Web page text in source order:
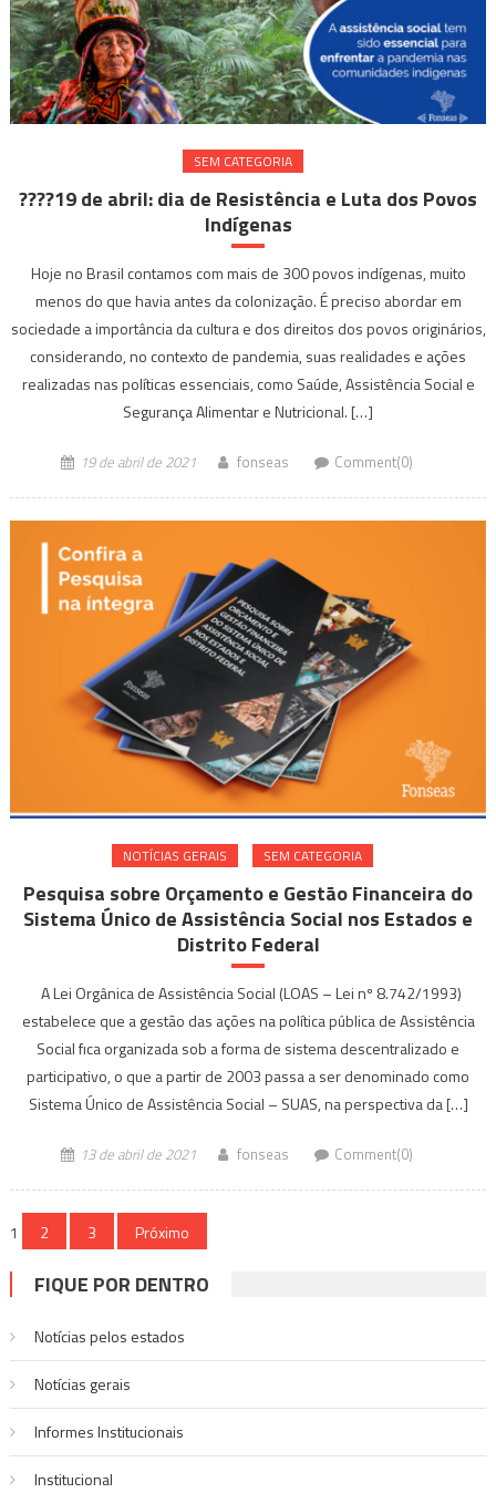
SEM CATEGORIA
????19 de abril: dia de Resistência e Luta dos Povos
Indígenas
Hoje no Brasil contamos com mais de 300 povos indígenas, muito
menos do que havia antes da colonização. É preciso abordar em
sociedade a importância da cultura e dos direitos dos povos originários,
considerando, no contexto de pandemia, suas realidades e ações
realizadas nas políticas essenciais, como Saúde, Assistência Social e
Segurança Alimentar e Nutricional. […]
19 de abril de 2021 fonseas Comment(0)
NOTÍ­CIAS GERAIS SEM CATEGORIA
Pesquisa sobre Orçamento e Gestão Financeira do
Sistema Único de Assistência Social nos Estados e
Distrito Federal
A Lei Orgânica de Assistência Social (LOAS – Lei nº 8.742/1993)
estabelece que a gestão das ações na política pública de Assistência
Social fıca organizada sob a forma de sistema descentralizado e
participativo, o que a partir de 2003 passa a ser denominado como
Sistema Único de Assistência Social – SUAS, na perspectiva da […]
13 de abril de 2021 fonseas Comment(0)
Navegação
por
posts
1 2 3 Próximo
FIQUE POR DENTRO
Notícias pelos estados
Notí­cias gerais
Informes Institucionais
Institucional